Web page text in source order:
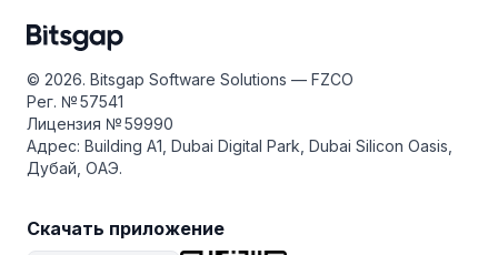
© 2026. Bitsgap Software Solutions — FZCO
Рег. № 57541
Лицензия № 59990
Адрес: Building A1, Dubai Digital Park, Dubai Silicon Oasis,
Дубай, ОАЭ.
Скачать приложение